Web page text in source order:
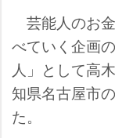
芸能人のお
べていく企画
人」として高
知県名古屋市
た。